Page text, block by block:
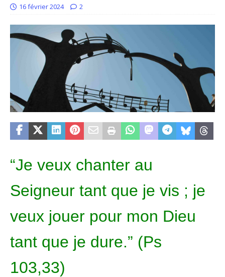
16 février 2024 2
“Je veux chanter au
Seigneur tant que je vis ; je
veux jouer pour mon Dieu
tant que je dure.” (Ps
103,33)